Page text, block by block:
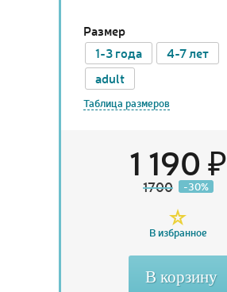
Размер
1-3 года
4-7 лет
adult
Таблица размеров
1 190 ₽
1700 -30%
В избранное
В корзину